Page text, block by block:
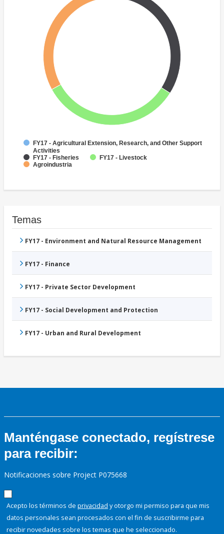
FY17 - Agricultural Extension, Research, and Other Support
Activities
FY17 - Fisheries
FY17 - Livestock
Agroindustria
Temas
FY17 - Environment and Natural Resource Management
FY17 - Finance
FY17 - Private Sector Development
FY17 - Social Development and Protection
FY17 - Urban and Rural Development
Manténgase conectado, regístrese
para recibir:
Notificaciones sobre Project P075668
Acepto los términos de privacidad y otorgo mi permiso para que mis
datos personales sean procesados con el fin de suscribirme para
recibir novedades sobre los temas que he seleccionado.